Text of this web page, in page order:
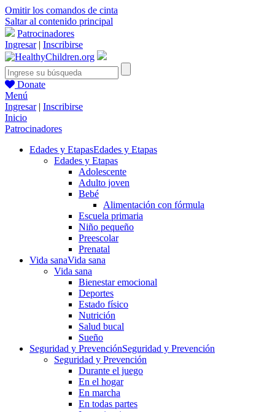
Omitir los comandos de cinta
Saltar al contenido principal
Patrocinadores
Ingresar| Inscribirse
Donate
Menú
Ingresar| Inscribirse
Inicio
Patrocinadores
Edades y EtapasEdades y Etapas
Edades y Etapas
Adolescente
Adulto joven
Bebé
Alimentación con fórmula
Escuela primaria
Niño pequeño
Preescolar
Prenatal
Vida sanaVida sana
Vida sana
Bienestar emocional
Deportes
Estado físico
Nutrición
Salud bucal
Sueño
Seguridad y PrevenciónSeguridad y Prevención
Seguridad y Prevención
Durante el juego
En el hogar
En marcha
En todas partes